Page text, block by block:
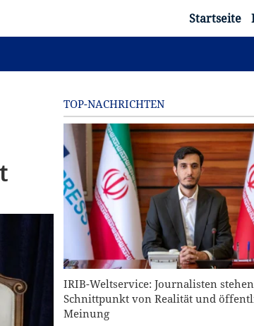
Startseite
TOP-NACHRICHTEN
IRIB-Weltservice: Journalisten
Schnittpunkt von Realität und
Meinung